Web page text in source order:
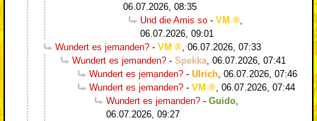
06.07.2026, 08:35
Und die Amis so - VM
,
06.07.2026, 09:01
Wundert es jemanden? - VM , 06.07.2026, 07:33
Wundert es jemanden? - Spekka, 06.07.2026, 07:41
Wundert es jemanden? - Ulrich, 06.07.2026, 07:46
Wundert es jemanden? - VM , 06.07.2026, 07:44
Wundert es jemanden? - Guido,
06.07.2026, 09:27